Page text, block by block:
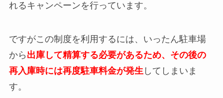
れるキャンペーンを行っています。
ですがこの制度を利用するには、いったん駐車場
から 出庫して精算する必要があるため、その後の
再入庫時には再度駐車料金が発生 してしまいま
す。